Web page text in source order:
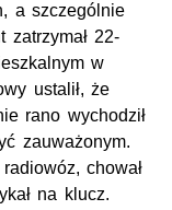
a szczególnie
zatrzymał 22-
w
ustalił, że
rano wychodził
zauważonym.
chował
na klucz.